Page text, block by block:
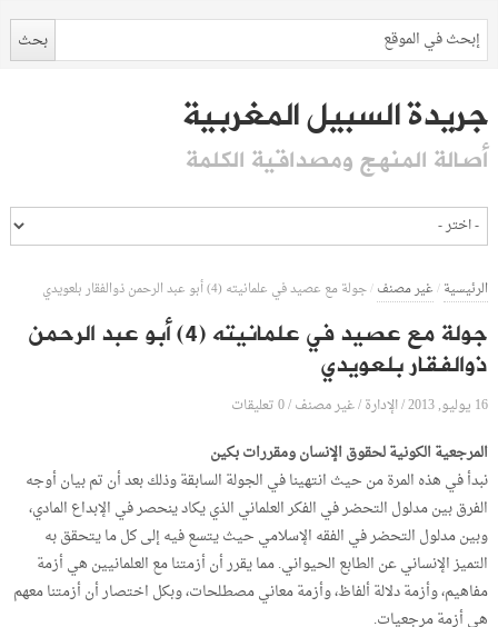
جريدة السبيل المغربية
أصالة المنهج ومصداقية الكلمة
الرئيسية/غير مصنف/جولة مع عصيد في علمانيته (4) أبو عبد الرحمن ذوالفقار بلعويدي
جولة مع عصيد في علمانيته (4) أبو عبد الرحمن
ذوالفقار بلعويدي
16 يوليو, 2013 /الإدارة/غير مصنف/0 تعليقات
المرجعية الكونية لحقوق الإنسان ومقررات بكين
نبدأ في هذه المرة من حيث انتهينا في الجولة السابقة وذلك بعد أن تم بيان أوجه
الفرق بين مدلول التحضر في الفكر العلماني الذي يكاد ينحصر في الإبداع المادي،
وبين مدلول التحضر في الفقه الإسلامي حيث يتسع فيه إلى كل ما يتحقق به
التميز الإنساني عن الطابع الحيواني. مما يقرر أن أزمتنا مع العلمانيين هي أزمة
مفاهيم، وأزمة دلالة ألفاظ، وأزمة معاني مصطلحات، وبكل اختصار أن أزمتنا معهم
هي أزمة مرجعيات.